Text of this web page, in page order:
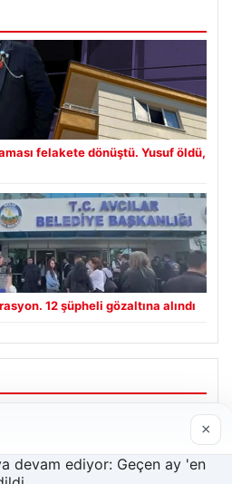
felakete dönüştü. Yusuf öldü,
12 şüpheli gözaltına alındı
×